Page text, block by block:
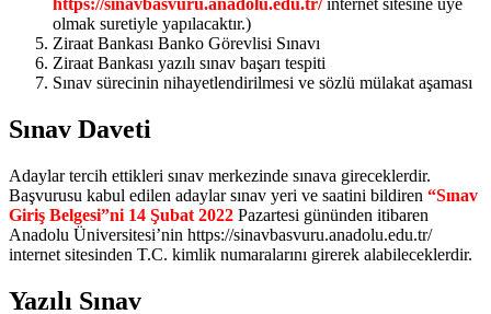
https://sinavbasvuru.anadolu.edu.tr/internet sitesine üye
olmak suretiyle yapılacaktır.)
Ziraat Bankası Banko Görevlisi Sınavı
Ziraat Bankası yazılı sınav başarı tespiti
Sınav sürecinin nihayetlendirilmesi ve sözlü mülakat aşaması
Sınav Daveti
Adaylar tercih ettikleri sınav merkezinde sınava gireceklerdir.
Başvurusu kabul edilen adaylar sınav yeri ve saatini bildiren “Sınav
Giriş Belgesi”ni 14 Şubat 2022 Pazartesi gününden itibaren
Anadolu Üniversitesi’nin https://sinavbasvuru.anadolu.edu.tr/
internet sitesinden T.C. kimlik numaralarını girerek alabileceklerdir.
Yazılı Sınav